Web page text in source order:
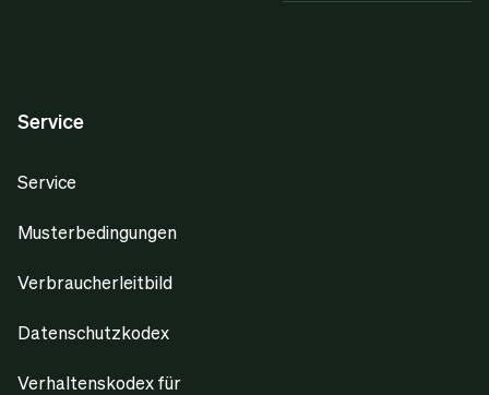
Service
Service
Musterbedingungen
Verbraucherleitbild
Datenschutzkodex
Verhaltenskodex für